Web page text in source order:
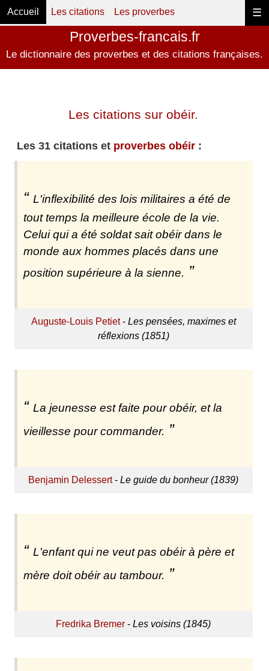
☰
Accueil Les citations Les proverbes
Proverbes-francais.fr
Le dictionnaire des proverbes et des citations françaises.
Les citations sur obéir.
Les 31 citations et proverbes obéir:
L'inflexibilité des lois militaires a été de
tout temps la meilleure école de la vie.
Celui qui a été soldat sait obéir dans le
monde aux hommes placés dans une
position supérieure à la sienne.
Auguste-Louis Petiet- Les pensées, maximes et
réflexions (1851)
La jeunesse est faite pour obéir, et la
vieillesse pour commander.
Benjamin Delessert-Le guide du bonheur (1839)
L'enfant qui ne veut pas obéir à père et
mère doit obéir au tambour.
Fredrika Bremer -Les voisins (1845)